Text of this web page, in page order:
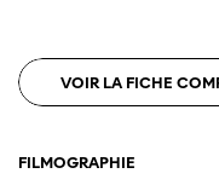
VOIR LA FICHE
FILMOGRAPHIE